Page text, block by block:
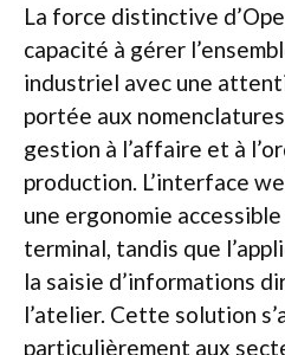
La force distinctive
capacité à gérer
industriel avec une
portée aux
gestion à l’affaire et à
production. L’interface
une ergonomie
terminal, tandis que
la saisie d’informations
l’atelier. Cette solution
particulièrement aux